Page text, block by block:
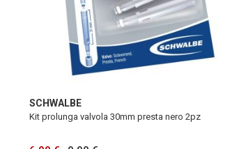
SCHWALBE
Kit prolunga valvola 30mm presta nero 2pz